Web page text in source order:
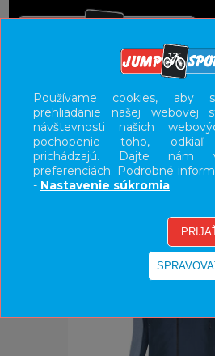
UŽÍVATEĽSKÝ
KATEGÓRIE
HLAVNÉ
Používame cookies, aby
prehliadanie našej webovej
návštevnosti našich
pochopenie toho, odkiaľ
prichádzajú. Dajte nám
preferenciách. Podrobné
- Nastavenie súkromia